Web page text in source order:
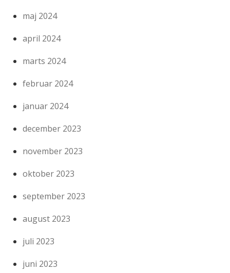
maj 2024
april 2024
marts 2024
februar 2024
januar 2024
december 2023
november 2023
oktober 2023
september 2023
august 2023
juli 2023
juni 2023